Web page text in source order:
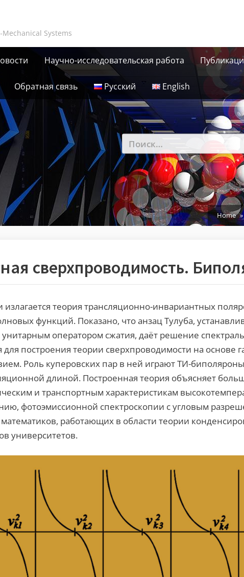
Systems
Научно-исследовательская работа
Обратная связь Русский English
Найти:
Home
сверхпроводимость.
излагается теория трансляционно-инвариантных
функций. Показано, что анзац Тулуба,
унитарным оператором сжатия, даёт решение
для построения теории сверхпроводимости на
Роль куперовских пар в ней играют ТИ-
длиной. Построенная теория объясняет
и транспортным характеристикам
фотоэмиссионной спектроскопии с угловым
работающих в области теории
университетов.